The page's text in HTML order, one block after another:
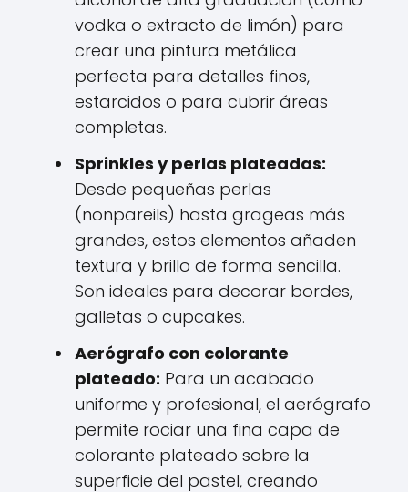
vodka o extracto de limón) para
crear una pintura metálica
perfecta para detalles finos,
estarcidos o para cubrir áreas
completas.
Sprinkles y perlas plateadas:
Desde pequeñas perlas
(nonpareils) hasta grageas más
grandes, estos elementos añaden
textura y brillo de forma sencilla.
Son ideales para decorar bordes,
galletas o cupcakes.
Aerógrafo con colorante
plateado: Para un acabado
uniforme y profesional, el aerógrafo
permite rociar una fina capa de
colorante plateado sobre la
superficie del pastel, creando